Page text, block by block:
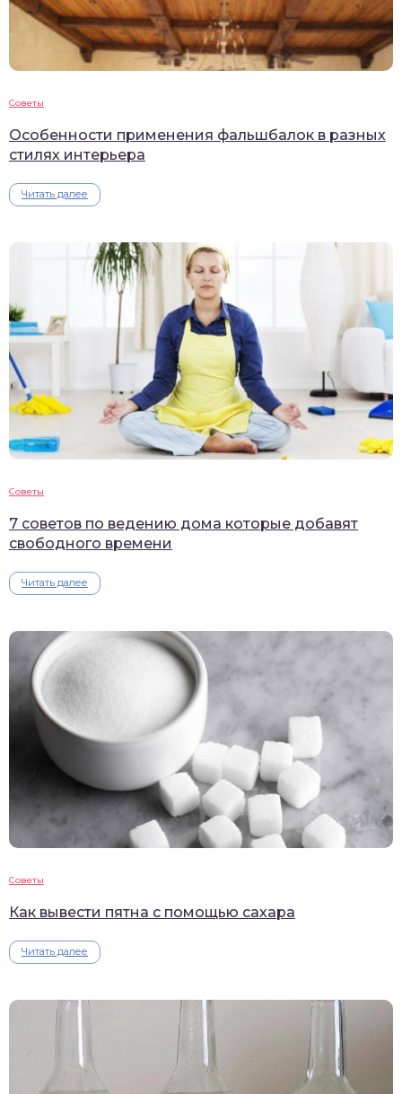
Советы
Особенности применения фальшбалок в разных
стилях интерьера
Читать далее
Советы
7 советов по ведению дома которые добавят
свободного времени
Читать далее
Советы
Как вывести пятна с помощью сахара
Читать далее